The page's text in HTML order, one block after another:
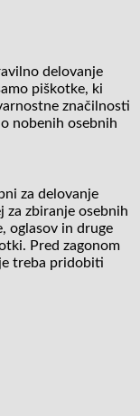
delovanje
piškotke, ki
značilnosti
nobenih osebnih
za delovanje
za zbiranje osebnih
oglasov in druge
Pred zagonom
treba pridobiti